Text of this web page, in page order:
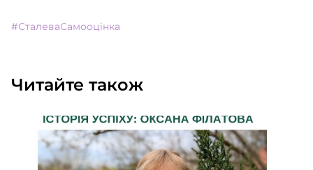
#СталеваСамооцінка
Читайте також